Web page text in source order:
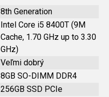
8th Generation
Intel Core i5 8400T (9M
Cache, 1.70 GHz up to 3.30
GHz)
Veľmi dobrý
8GB SO-DIMM DDR4
256GB SSD PCIe